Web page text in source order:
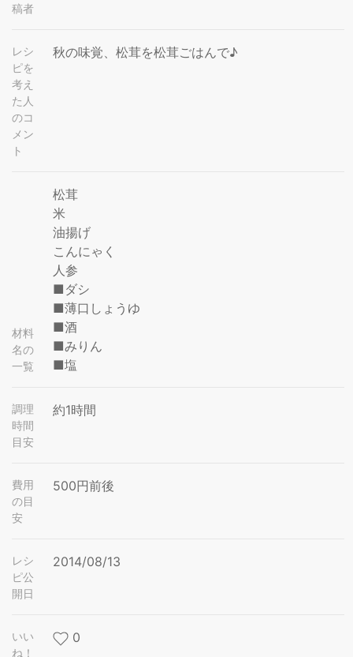
稿者
レシ
ピを
考え
た人
のコ
メン
ト
秋の味覚、松茸を松茸ごはんで♪
材料
名の
一覧
松茸
米
油揚げ
こんにゃく
人参
■ダシ
■薄口しょうゆ
■酒
■みりん
■塩
調理
時間
目安
約1時間
費用
の目
安
500円前後
レシ
ピ公
開日
2014/08/13
いい
ね！
0